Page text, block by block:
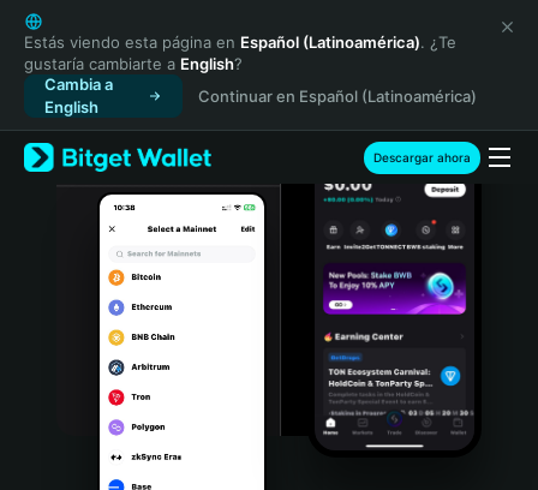
English
日本語
Tiếng Việt
Русский
Español (Latinoamérica)
Türkçe
Italiano
Português (Portugal)
Bahasa Indonesia
Estás viendo esta página en Español (Latinoamérica). ¿Te
gustaría cambiarte a English?
Cambia a
English
Continuar en Español (Latinoamérica)
Descargar ahora